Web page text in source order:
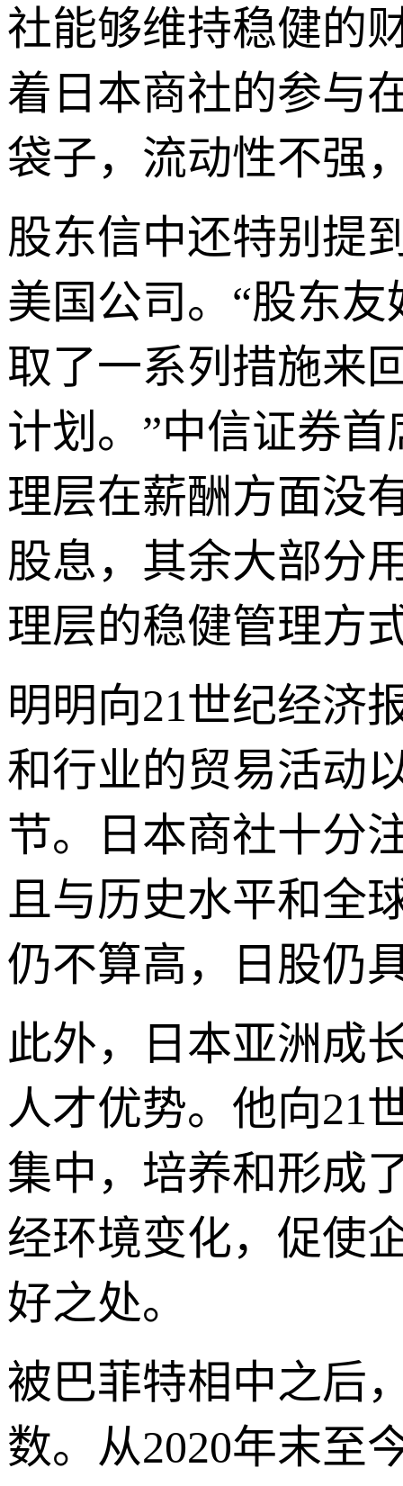
社能够维持稳健的
着日本商社的参与
袋子，流动性不强
股东信中还特别提
美国公司。“股东
取了一系列措施来
计划。”中信证券
理层在薪酬方面没
股息，其余大部分
理层的稳健管理方
明明向21世纪经济
和行业的贸易活动
节。日本商社十分
且与历史水平和全
仍不算高，日股仍
此外，日本亚洲成
人才优势。他向21
集中，培养和形成
经环境变化，促使
好之处。
被巴菲特相中之后
数。从2020年末至